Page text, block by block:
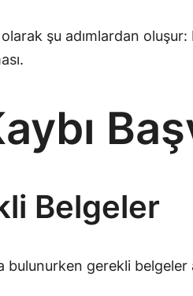
şu adımlardan
Belgeler
bulunurken gerekli